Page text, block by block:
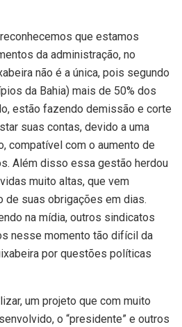
que estamos
da administração, no
não é a única, pois segundo
da Bahia) mais de 50% dos
estão fazendo demissão e corte
suas contas, devido a uma
compatível com o aumento de
Além disso essa gestão herdou
muito altas, que vem
de suas obrigações em dias.
na mídia, outros sindicatos
nesse momento tão difícil da
por questões políticas
um projeto que com muito
o “presidente” e outros